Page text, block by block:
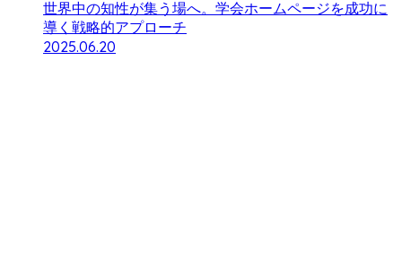
世界中の知性が集う場へ。学会ホームページを成功に
導く戦略的アプローチ
2025.06.20